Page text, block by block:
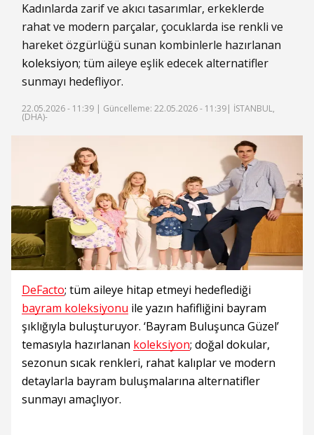
Kadınlarda zarif ve akıcı tasarımlar, erkeklerde
rahat ve modern parçalar, çocuklarda ise renkli ve
hareket özgürlüğü sunan kombinlerle hazırlanan
koleksiyon; tüm aileye eşlik edecek alternatifler
sunmayı hedefliyor.
22.05.2026 - 11:39 | Güncelleme: 22.05.2026 - 11:39| İSTANBUL,
(DHA)-
DeFacto; tüm aileye hitap etmeyi hedeflediği
bayram koleksiyonu ile yazın hafifliğini bayram
şıklığıyla buluşturuyor. ‘Bayram Buluşunca Güzel’
temasıyla hazırlanan koleksiyon; doğal dokular,
sezonun sıcak renkleri, rahat kalıplar ve modern
detaylarla bayram buluşmalarına alternatifler
sunmayı amaçlıyor.